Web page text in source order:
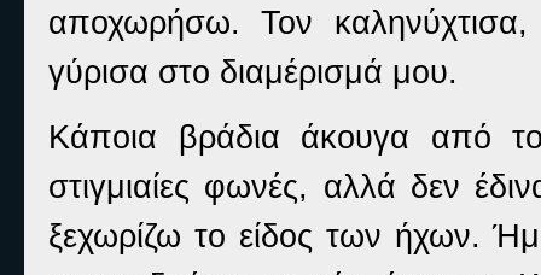
αποχωρήσω. Τον καληνύχτισα,
γύρισα στο διαμέρισμά μου.
Κάποια βράδια άκουγα από το
στιγμιαίες φωνές, αλλά δεν
ξεχωρίζω το είδος των ήχων.